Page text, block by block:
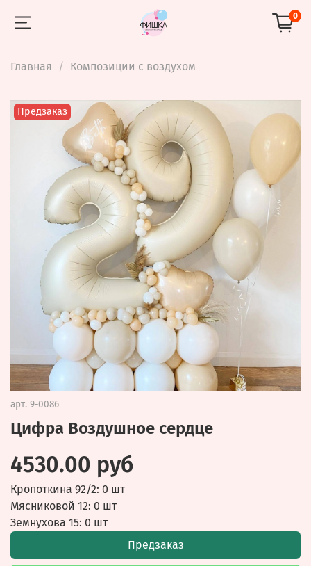
0
Главная Композиции с воздухом
Предзаказ
арт. 9-0086
Цифра Воздушное сердце
4530.00 руб
Кропоткина 92/2: 0 шт
Мясниковой 12: 0 шт
Земнухова 15: 0 шт
Предзаказ